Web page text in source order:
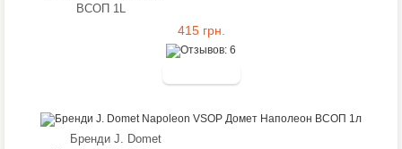
ВСОП 1L
415 грн.
Бренди J. Domet